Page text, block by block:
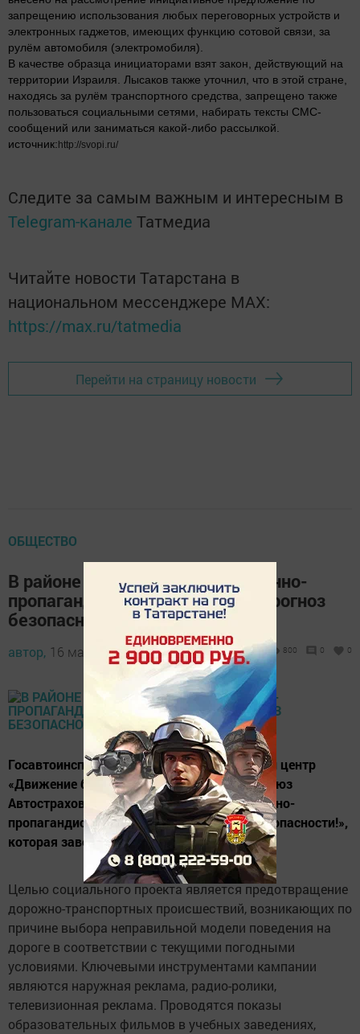
запрещению использования любых переговорных устройств и
электронных гаджетов, имеющих функцию сотовой связи, за
рулём автомобиля (электромобиля).
В качестве образца инициаторами взят закон, действующий на
территории Израиля. Лысаков также уточнил, что в этой стране,
находясь за рулём транспортного средства, запрещено также
пользоваться социальными сетями, набирать тексты СМС-
сообщений или заниматься какой-либо рассылкой.
источник: http://svopi.ru/
Следите за самым важным и интересным в
Telegram-канале Татмедиа
Читайте новости Татарстана в
национальном мессенджере MАХ:
https://max.ru/tatmedia
Перейти на страницу новости
ОБЩЕСТВО
В районе проходит информационно-
пропагандистская кампания «Прогноз
безопасности!»
автор, 16 марта 2015 - 06:45 800 0 0
Госавтоинспекция МВД России, экспертный центр
«Движение без опасности» и Российский Союз
Автостраховщиков проводят информационно-
пропагандистскую кампанию «Прогноз безопасности!»,
которая завершится 24 апреля.
Целью социального проекта является предотвращение
дорожно-транспортных происшествий, возникающих по
причине выбора неправильной модели поведения на
дороге в соответствии с текущими погодными
условиями. Ключевыми инструментами кампании
являются наружная реклама, радио-ролики,
телевизионная реклама. Проводятся показы
образовательных фильмов в учебных заведениях,